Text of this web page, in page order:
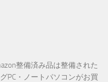
整備済み品は整備された
PC・ノートパソコンがお買